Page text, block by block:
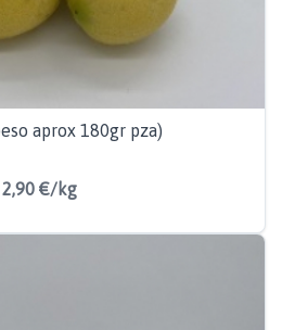
aprox 180gr pza)
2,90 €/kg